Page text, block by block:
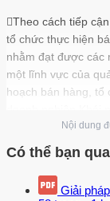
Theo cách tiếp
tổ chức thực hiện
nhằm đạt được các
một lĩnh vực của
hoạch bán hàng, tổ
hoạt động tổ chức
LUAN VAN CHAT
bán hàng của nhà
bán hàng của
chức mạng lưới
Nội dung
Có thể bạn
Giải